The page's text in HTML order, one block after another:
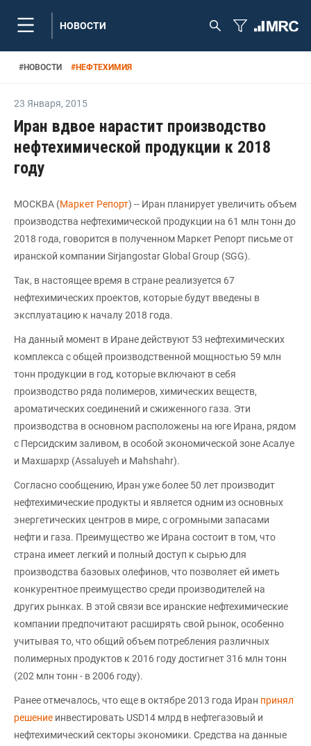
НОВОСТИ
#НОВОСТИ #НЕФТЕХИМИЯ
23 Января, 2015
Иран вдвое нарастит производство
нефтехимической продукции к 2018
году
МОСКВА (Маркет Репорт) -- Иран планирует увеличить объем
производства нефтехимической продукции на 61 млн тонн до
2018 года, говорится в полученном Маркет Репорт письме от
иранской компании Sirjangostar Global Group (SGG).
Так, в настоящее время в стране реализуется 67
нефтехимических проектов, которые будут введены в
эксплуатацию к началу 2018 года.
На данный момент в Иране действуют 53 нефтехимических
комплекса с общей производственной мощностью 59 млн
тонн продукции в год, которые включают в себя
производство ряда полимеров, химических веществ,
ароматических соединений и сжиженного газа. Эти
производства в основном расположены на юге Ирана, рядом
с Персидским заливом, в особой экономической зоне Асалуе
и Махшархр (Assaluyeh и Mahshahr).
Согласно сообщению, Иран уже более 50 лет производит
нефтехимические продукты и является одним из основных
энергетических центров в мире, с огромными запасами
нефти и газа. Преимущество же Ирана состоит в том, что
страна имеет легкий и полный доступ к сырью для
производства базовых олефинов, что позволяет ей иметь
конкурентное преимущество среди производителей на
других рынках. В этой связи все иранские нефтехимические
компании предпочитают расширять свой рынок, особенно
учитывая то, что общий объем потребления различных
полимерных продуктов к 2016 году достигнет 316 млн тонн
(202 млн тонн - в 2006 году).
Ранее отмечалось, что еще в октябре 2013 года Иран принял
решение инвестировать USD14 млрд в нефтегазовый и
нефтехимический секторы экономики. Средства на данные